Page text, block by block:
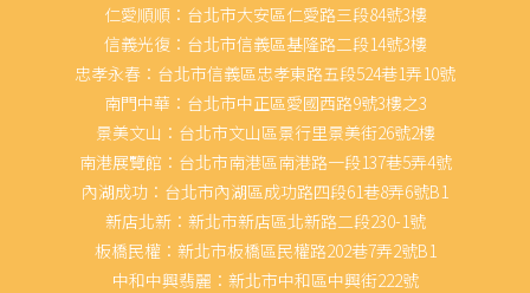
仁愛順順：台北市大安區仁愛路三段84號3樓
信義光復：台北市信義區基隆路二段14號3樓
忠孝永春：台北市信義區忠孝東路五段524巷1弄10號
南門中華：台北市中正區愛國西路9號3樓之3
景美文山：台北市文山區景行里景美街26號2樓
南港展覽館：台北市南港區南港路一段137巷5弄4號
內湖成功：台北市內湖區成功路四段61巷8弄6號B1
新店北新：新北市新店區北新路二段230-1號
板橋民權：新北市板橋區民權路202巷7弄2號B1
中和中興翡麗：新北市中和區中興街222號